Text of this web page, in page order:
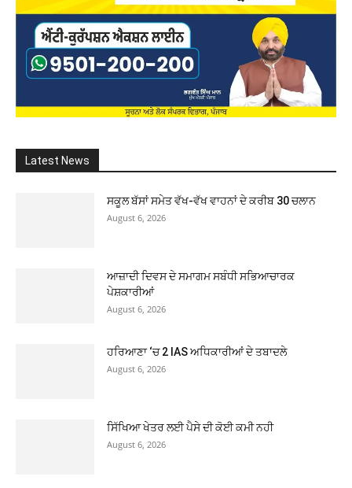
Latest News
ਸਕੂਲ ਬੱਸਾਂ ਸਮੇਤ ਵੱਖ-ਵੱਖ ਵਾਹਨਾਂ ਦੇ ਕਰੀਬ 30 ਚਲਾਨ
August 6, 2026
ਆਜ਼ਾਦੀ ਦਿਵਸ ਦੇ ਸਮਾਗਮ ਸਬੰਧੀ ਸਭਿਆਚਾਰਕ
ਪੇਸ਼ਕਾਰੀਆਂ
August 6, 2026
ਹਰਿਆਣਾ ‘ਚ 2 IAS ਅਧਿਕਾਰੀਆਂ ਦੇ ਤਬਾਦਲੇ
August 6, 2026
ਸਿੱਖਿਆ ਖੇਤਰ ਲਈ ਪੈਸੇ ਦੀ ਕੋਈ ਕਮੀ ਨਹੀ
August 6, 2026